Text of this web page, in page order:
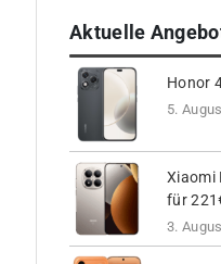
Aktuelle
Honor
5.
Xiaomi
für
3.